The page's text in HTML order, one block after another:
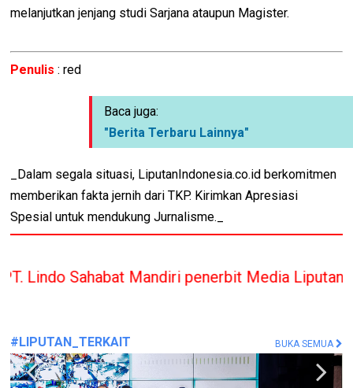
melanjutkan jenjang studi Sarjana ataupun Magister.
Penulis : red
Baca juga:
"Berita Terbaru Lainnya"
_Dalam segala situasi, LiputanIndonesia.co.id berkomitmen
memberikan fakta jernih dari TKP. Kirimkan Apresiasi
Spesial untuk mendukung Jurnalisme._
Mandiri penerbit Media Liputan Indonesia
#LIPUTAN_TERKAIT BUKA SEMUA